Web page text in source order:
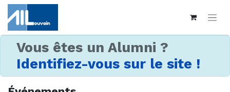
Vous êtes un Alumni ?
Identifiez-vous sur le site !